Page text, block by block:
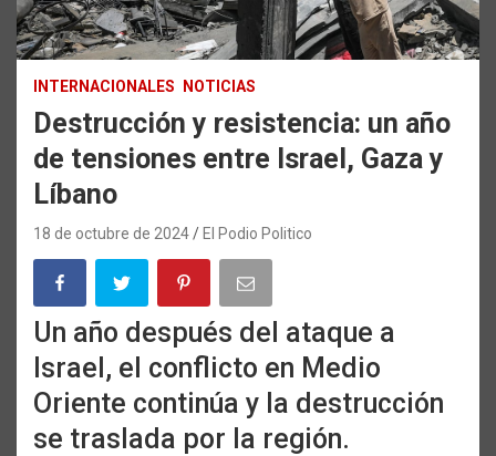
INTERNACIONALES NOTICIAS
Destrucción y resistencia: un año
de tensiones entre Israel, Gaza y
Líbano
18 de octubre de 2024 El Podio Politico
Un año después del ataque a
Israel, el conflicto en Medio
Oriente continúa y la destrucción
se traslada por la región.